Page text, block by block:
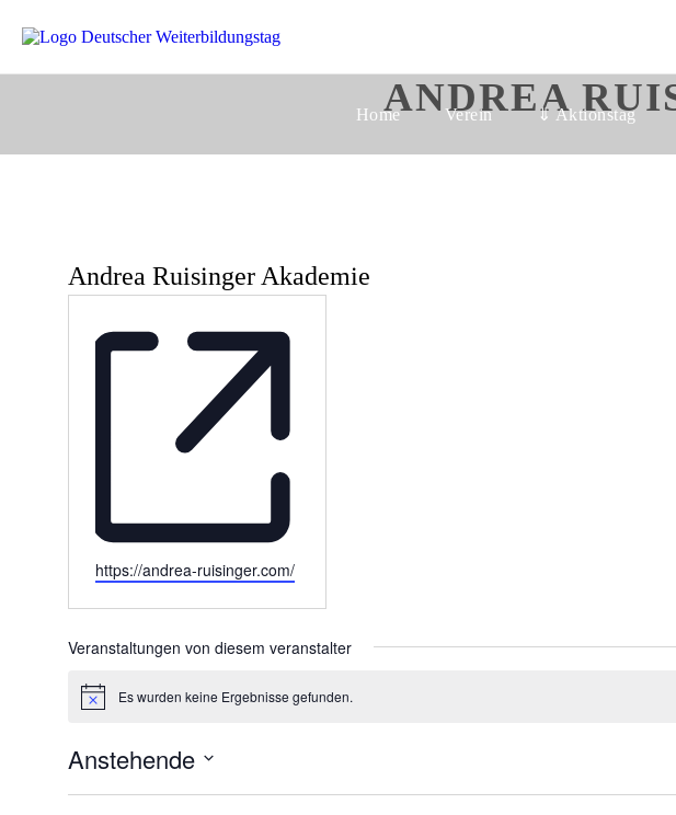
Home Verein ⇓ Aktionstag
ANDREA
Andrea Ruisinger Akademie
W
b
s
i
t
https://andrea-ruisinger.com/
Veranstaltungen von diesem veranstalter
H
w
e
i
Es wurden keine Ergebnisse gefunden.
Anstehende